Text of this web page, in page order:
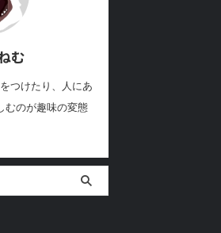
む
つけたり、人にあ
むのが趣味の変態